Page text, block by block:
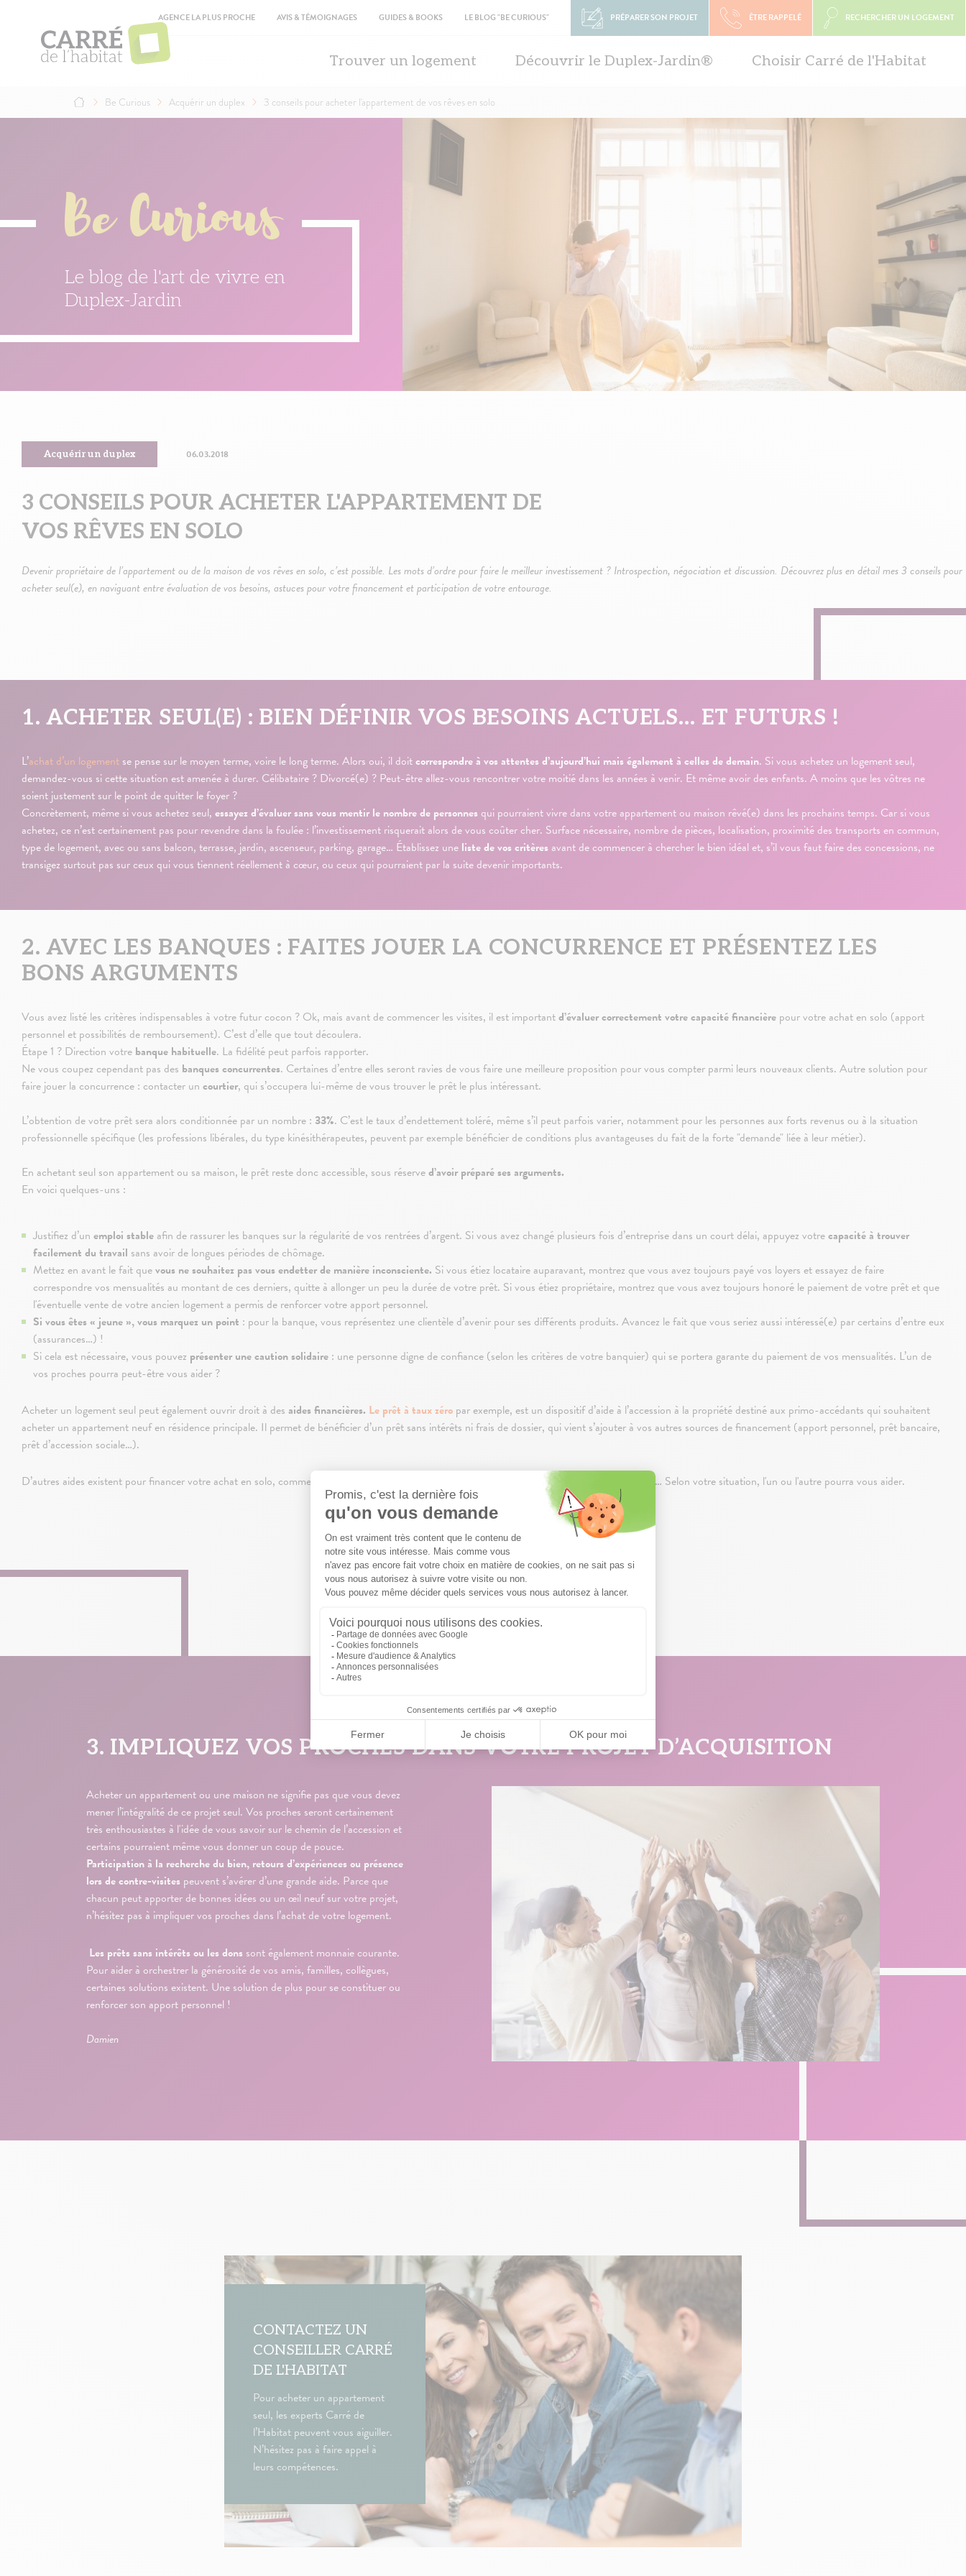
AGENCE LA PLUS PROCHE AVIS & TÉMOIGNAGES GUIDES & BOOKS LE BLOG "BE CURIOUS" PRÉPARER SON PROJET ÊTRE RAPPELÉ RECHERCHER UN LOGEMENT
navigation
Trouver un logement Découvrir le Duplex-Jardin® Choisir Carré de l'Habitat
d'Ariane
Be Curious Acquérir un duplex 3 conseils pour acheter l'appartement de vos rêves en solo
Be Curious
Le blog de l'art de vivre en
Duplex-Jardin
Acquérir un duplex 06.03.2018
3 CONSEILS POUR ACHETER L'APPARTEMENT DE
VOS RÊVES EN SOLO
Devenir propriétaire de l’appartement ou de la maison de vos rêves en solo, c’est possible. Les mots d’ordre pour faire le meilleur investissement ? Introspection, négociation et discussion. Découvrez plus en détail mes 3 conseils pour
acheter seul(e), en naviguant entre évaluation de vos besoins, astuces pour votre financement et participation de votre entourage.
1. ACHETER SEUL(E) : BIEN DÉFINIR VOS BESOINS ACTUELS… ET FUTURS !
L’achat d’un logement se pense sur le moyen terme, voire le long terme. Alors oui, il doitcorrespondre à vos attentes d’aujourd’hui mais également à celles de demain. Si vous achetez un logement seul,
demandez-vous si cette situation est amenée à durer. Célibataire ? Divorcé(e) ? Peut-être allez-vous rencontrer votre moitié dans les années à venir. Et même avoir des enfants. A moins que les vôtres ne
soient justement sur le point de quitter le foyer ?
Concrètement, même si vous achetez seul, essayez d’évaluer sans vous mentir le nombre de personnes qui pourraient vivre dans votre appartement ou maison rêvé(e) dans les prochains temps. Car si vous
achetez, ce n’est certainement pas pour revendre dans la foulée : l’investissement risquerait alors de vous coûter cher. Surface nécessaire, nombre de pièces, localisation, proximité des transports en commun,
type de logement, avec ou sans balcon, terrasse, jardin, ascenseur, parking, garage… Établissez une liste de vos critères avant de commencer à chercher le bien idéal et, s’il vous faut faire des concessions, ne
transigez surtout pas sur ceux qui vous tiennent réellement à cœur, ou ceux qui pourraient par la suite devenir importants.
2. AVEC LES BANQUES : FAITES JOUER LA CONCURRENCE ET PRÉSENTEZ LES
BONS ARGUMENTS
Vous avez listé les critères indispensables à votre futur cocon ? Ok, mais avant de commencer les visites, il est importantd’évaluer correctement votre capacité financière pour votre achat en solo (apport
personnel et possibilités de remboursement). C’est d’elle que tout découlera.
Étape 1 ? Direction votre banque habituelle. La fidélité peut parfois rapporter.
Ne vous coupez cependant pas des banques concurrentes. Certaines d’entre elles seront ravies de vous faire une meilleure proposition pour vous compter parmi leurs nouveaux clients. Autre solution pour
faire jouer la concurrence : contacter un courtier, qui s’occupera lui-même de vous trouver le prêt le plus intéressant.
L’obtention de votre prêt sera alors conditionnée par un nombre : 33%. C’est le taux d’endettement toléré, même s’il peut parfois varier, notamment pour les personnes aux forts revenus ou à la situation
professionnelle spécifique (les professions libérales, du type kinésithérapeutes, peuvent par exemple bénéficier de conditions plus avantageuses du fait de la forte "demande" liée à leur métier).
En achetant seul son appartement ou sa maison, le prêt reste donc accessible, sous réserved’avoir préparé ses arguments.
En voici quelques-uns :
Justifiez d’un emploi stable afin de rassurer les banques sur la régularité de vos rentrées d’argent. Si vous avez changé plusieurs fois d’entreprise dans un court délai, appuyez votrecapacité à trouver
facilement du travail sans avoir de longues périodes de chômage.
Mettez en avant le fait quevous ne souhaitez pas vous endetter de manière inconsciente. Si vous étiez locataire auparavant, montrez que vous avez toujours payé vos loyers et essayez de faire
correspondre vos mensualités au montant de ces derniers, quitte à allonger un peu la durée de votre prêt. Si vous étiez propriétaire, montrez que vous avez toujours honoré le paiement de votre prêt et que
l'éventuelle vente de votre ancien logement a permis de renforcer votre apport personnel.
Si vous êtes « jeune », vous marquez un point : pour la banque, vous représentez une clientèle d’avenir pour ses différents produits. Avancez le fait que vous seriez aussi intéressé(e) par certains d’entre eux
(assurances…) !
Si cela est nécessaire, vous pouvez présenter une caution solidaire : une personne digne de confiance (selon les critères de votre banquier) qui se portera garante du paiement de vos mensualités. L’un de
vos proches pourra peut-être vous aider ?
Acheter un logement seul peut également ouvrir droit à des aides financières. Le prêt à taux zéro par exemple, est un dispositif d’aide à l’accession à la propriété destiné aux primo-accédants qui souhaitent
acheter un appartement neuf en résidence principale. Il permet de bénéficier d’un prêt sans intérêts ni frais de dossier, qui vient s’ajouter à vos autres sources de financement (apport personnel, prêt bancaire,
prêt d’accession sociale…).
D’autres aides existent pour financer votre achat en solo, comme le prêt à l’accession sociale, le prêt conventionné ou le prêt action logement … Selon votre situation, l'un ou l'autre pourra vous aider.
3. IMPLIQUEZ VOS PROCHES DANS VOTRE PROJET D’ACQUISITION
Acheter un appartement ou une maison ne signifie pas que vous devez
mener l’intégralité de ce projet seul. Vos proches seront certainement
très enthousiastes à l'idée de vous savoir sur le chemin de l’accession et
certains pourraient même vous donner un coup de pouce.
Participation à la recherche du bien, retours d’expériences ou présence
lors de contre-visites peuvent s’avérer d’une grande aide. Parce que
chacun peut apporter de bonnes idées ou un œil neuf sur votre projet,
n’hésitez pas à impliquer vos proches dans l’achat de votre logement.
Les prêts sans intérêts ou les dons sont également monnaie courante.
Pour aider à orchestrer la générosité de vos amis, familles, collègues,
certaines solutions existent. Une solution de plus pour se constituer ou
renforcer son apport personnel !
Damien
CONTACTEZ UN
CONSEILLER CARRÉ
DE L'HABITAT
Pour acheter un appartement
seul, les experts Carré de
l’Habitat peuvent vous aiguiller.
N’hésitez pas à faire appel à
leurs compétences.